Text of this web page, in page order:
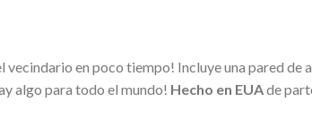
vecindario en poco tiempo! Incluye una pared
algo para todo el mundo! Hecho en EUAde